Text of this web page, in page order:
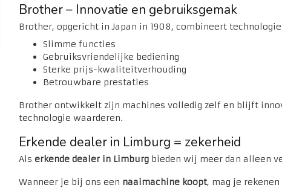
Brother – Innovatie en gebruiksgemak
Brother, opgericht in Japan in 1908, combineert
Slimme functies
Gebruiksvriendelijke bediening
Sterke prijs-kwaliteitverhouding
Betrouwbare prestaties
Brother ontwikkelt zijn machines volledig zelf en blijft
technologie waarderen.
Erkende dealer in Limburg = zekerheid
Als erkende dealer in Limburg bieden wij meer dan alleen
Wanneer je bij ons een naaimachine koopt, mag je rekenen